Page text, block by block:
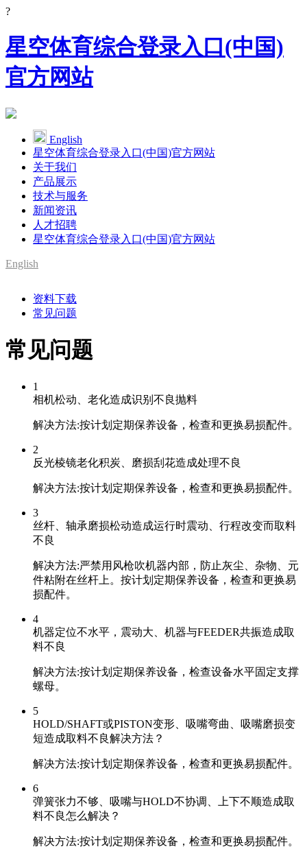
?
星空体育综合登录入口(中国)
官方网站
English
星空体育综合登录入口(中国)官方网站
关于我们
产品展示
技术与服务
新闻资讯
人才招聘
星空体育综合登录入口(中国)官方网站
English
资料下载
常见问题
常见问题
1
相机松动、老化造成识别不良抛料
解决方法:按计划定期保养设备，检查和更换易损配件。
2
反光棱镜老化积炭、磨损刮花造成处理不良
解决方法:按计划定期保养设备，检查和更换易损配件。
3
丝杆、轴承磨损松动造成运行时震动、行程改变而取料
不良
解决方法:严禁用风枪吹机器内部，防止灰尘、杂物、元
件粘附在丝杆上。按计划定期保养设备，检查和更换易
损配件。
4
机器定位不水平，震动大、机器与FEEDER共振造成取
料不良
解决方法:按计划定期保养设备，检查设备水平固定支撑
螺母。
5
HOLD/SHAFT或PISTON变形、吸嘴弯曲、吸嘴磨损变
短造成取料不良解决方法？
解决方法:按计划定期保养设备，检查和更换易损配件。
6
弹簧张力不够、吸嘴与HOLD不协调、上下不顺造成取
料不良怎么解决？
解决方法:按计划定期保养设备，检查和更换易损配件。